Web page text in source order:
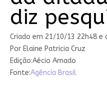
diz
Criado em 21/10/13 22h48e
Por Elaine Patricia Cruz
Edição:Aécio Amado
Fonte:Agência Brasil